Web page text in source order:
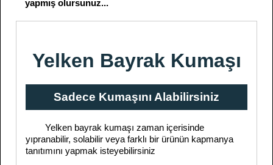
yapmış olursunuz...
Yelken Bayrak Kumaşı
Sadece Kumaşını Alabilirsiniz
Yelken bayrak kumaşı zaman içerisinde
yıpranabilir, solabilir veya farklı bir ürünün kapmanya
tanıtımını yapmak isteyebilirsiniz